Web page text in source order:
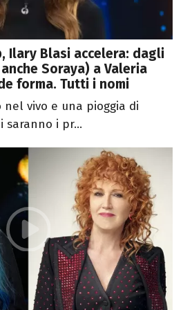
Ilary Blasi accelera: dagli
Soraya) a Valeria
forma. Tutti i nomi
vivo e una pioggia di
saranno i pr...